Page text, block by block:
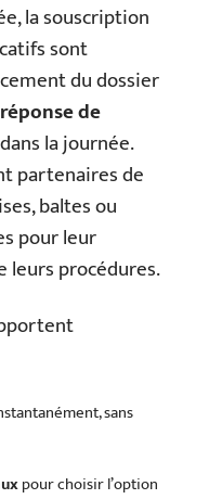
la souscription
sont
du dossier
réponse de
la journée.
partenaires de
baltes ou
pour leur
procédures.
sans
pour choisir l’option